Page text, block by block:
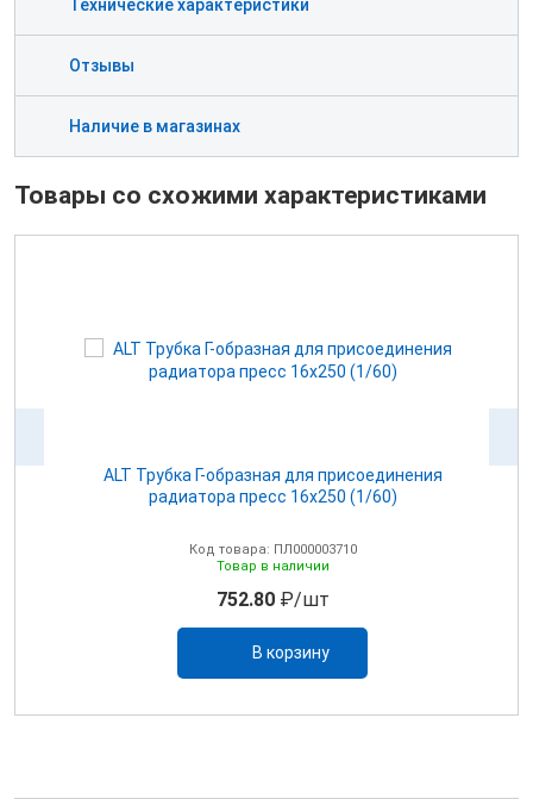
Технические характеристики
Отзывы
Наличие в магазинах
Товары со схожими характеристиками
ALT Трубка Г-образная для присоединения
радиатора пресс 16х250 (1/60)
Код товара: ПЛ000003710
Товар в наличии
752.80₽/шт
В корзину